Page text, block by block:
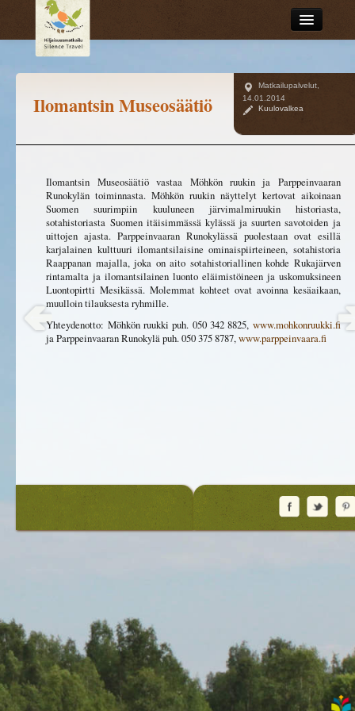
Selaa tarinoita
Matkailupalvelut
Ilomantsin Museosäätiö
Ilomantsin Museosäätiö vastaa Möhkön ruukin ja Parppeinvaaran
Runokylän toiminnasta. Möhkön ruukin näyttelyt kertovat aikoinaan
Suomen suurimpiin kuuluneen järvimalmiruukin historiasta,
sotahistoriasta Suomen itäisimmässä kylässä ja suurten savotoiden ja
uittojen ajasta. Parppeinvaaran Runokylässä puolestaan ovat esillä
karjalainen kulttuuri ilomantsilaisine ominaispiirteineen, sotahistoria
Raappanan majalla, joka on aito sotahistoriallinen kohde Rukajärven
rintamalta ja ilomantsilainen luonto eläimistöineen ja uskomuksineen
Luontopirtti Mesikässä. Molemmat kohteet ovat avoinna kesäaikaan,
muulloin tilauksesta ryhmille.
Yhteydenotto: Möhkön ruukki puh. 050 342 8825, www.mohkonruukki.fi
ja Parppeinvaaran Runokylä puh. 050 375 8787,www.parppeinvaara.fi
Matkailupalvelut,
14.01.2014
Kuulovalkea